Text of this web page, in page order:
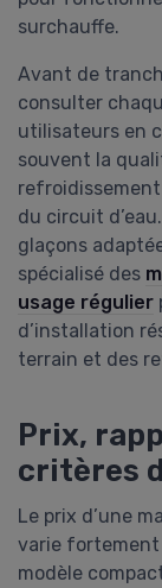
surchauffe.
Avant de
consulter
utilisateurs en
souvent la
du circuit
glaçons
spécialisé des
usage régulier
d’installation
terrain et des
Prix,
critères
Le prix d’une
varie fortement
modèle